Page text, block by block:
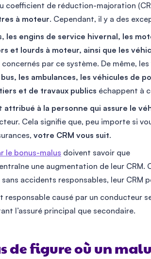
coefficient de réduction-majoration
à moteur. Cependant, il y a des
les engins de service hivernal, les
et lourds à moteur, ainsi que les
par ce système. De même,
les ambulances, les véhicules de
et de travaux publics échappent à
attribué à la personne qui assure le
Cela signifie que, peu importe si
votre CRM vous suit.
le bonus-malus doivent savoir que
une augmentation de leur CRM.
accidents responsables, leur CRM
responsable causé par un conducteur
l’assuré principal que secondaire.
de figure où un